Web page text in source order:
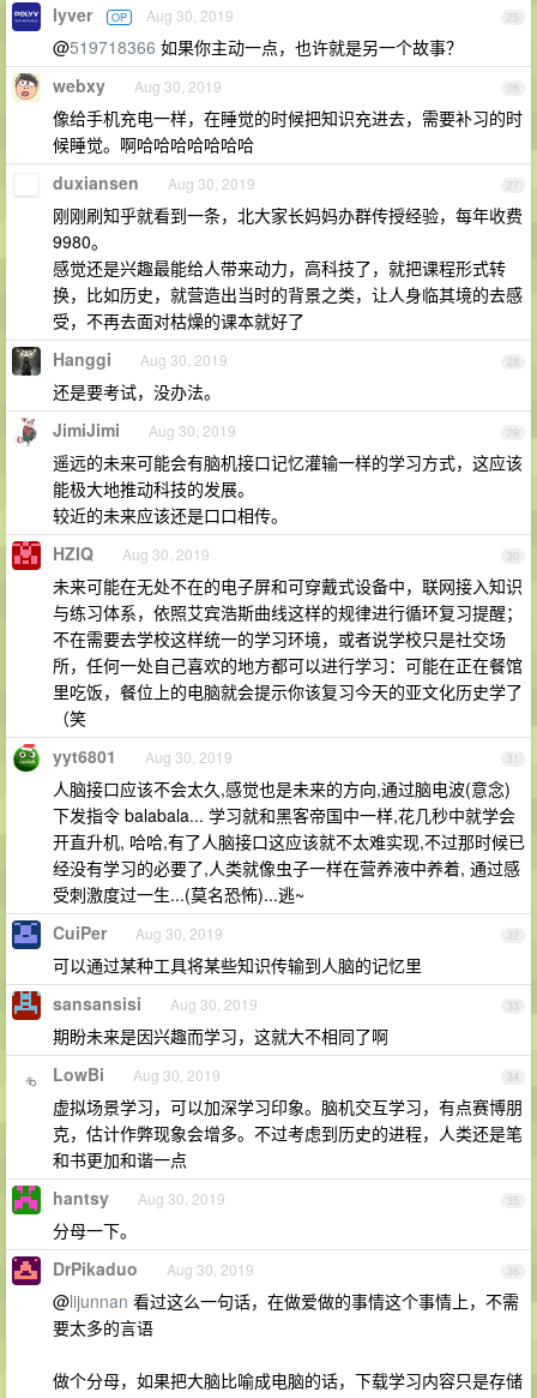
25
lyver OP Aug 30, 2019
@519718366 如果你主动一点，也许就是另一个故事？
26
webxy Aug 30, 2019
像给手机充电一样，在睡觉的时候把知识充进去，需要补习的时
候睡觉。啊哈哈哈哈哈哈哈
27
duxiansen Aug 30, 2019
刚刚刷知乎就看到一条，北大家长妈妈办群传授经验，每年收费
9980。
感觉还是兴趣最能给人带来动力，高科技了，就把课程形式转
换，比如历史，就营造出当时的背景之类，让人身临其境的去感
受，不再去面对枯燥的课本就好了
28
Hanggi Aug 30, 2019
还是要考试，没办法。
29
JimiJimi Aug 30, 2019
遥远的未来可能会有脑机接口记忆灌输一样的学习方式，这应该
能极大地推动科技的发展。
较近的未来应该还是口口相传。
30
HZIQ Aug 30, 2019
未来可能在无处不在的电子屏和可穿戴式设备中，联网接入知识
与练习体系，依照艾宾浩斯曲线这样的规律进行循环复习提醒；
不在需要去学校这样统一的学习环境，或者说学校只是社交场
所，任何一处自己喜欢的地方都可以进行学习：可能在正在餐馆
里吃饭，餐位上的电脑就会提示你该复习今天的亚文化历史学了
（笑
31
yyt6801 Aug 30, 2019
人脑接口应该不会太久,感觉也是未来的方向,通过脑电波(意念)
下发指令 balabala... 学习就和黑客帝国中一样,花几秒中就学会
开直升机, 哈哈,有了人脑接口这应该就不太难实现,不过那时候已
经没有学习的必要了,人类就像虫子一样在营养液中养着, 通过感
受刺激度过一生...(莫名恐怖)...逃~
32
CuiPer Aug 30, 2019
可以通过某种工具将某些知识传输到人脑的记忆里
33
sansansisi Aug 30, 2019
期盼未来是因兴趣而学习，这就大不相同了啊
34
LowBi Aug 30, 2019
虚拟场景学习，可以加深学习印象。脑机交互学习，有点赛博朋
克，估计作弊现象会增多。不过考虑到历史的进程，人类还是笔
和书更加和谐一点
35
hantsy Aug 30, 2019
分母一下。
36
DrPikaduo Aug 30, 2019
@lijunnan 看过这么一句话，在做爱做的事情这个事情上，不需
要太多的言语
做个分母，如果把大脑比喻成电脑的话，下载学习内容只是存储